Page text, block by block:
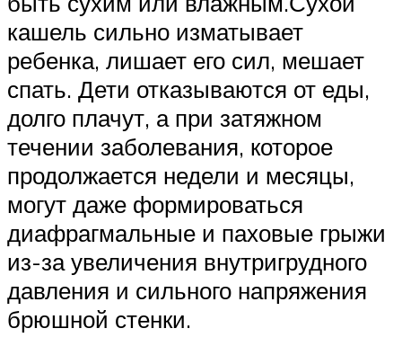
кашель сильно изматывает
ребенка, лишает его сил, мешает
спать. Дети отказываются от еды,
долго плачут, а при затяжном
течении заболевания, которое
продолжается недели и месяцы,
могут даже формироваться
диафрагмальные и паховые грыжи
из-за увеличения внутригрудного
давления и сильного напряжения
брюшной стенки.